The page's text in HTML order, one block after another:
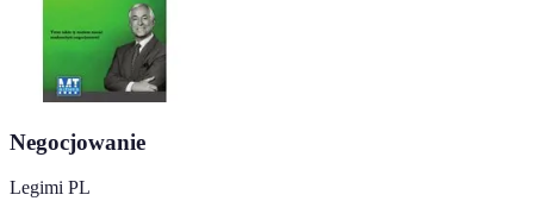
Negocjowanie
Legimi PL